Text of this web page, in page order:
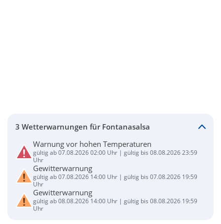
3 Wetterwarnungen für Fontanasalsa
Warnung vor hohen Temperaturen
gültig ab 07.08.2026 02:00 Uhr | gültig bis 08.08.2026 23:59
Uhr
Gewitterwarnung
gültig ab 07.08.2026 14:00 Uhr | gültig bis 07.08.2026 19:59
Uhr
Gewitterwarnung
gültig ab 08.08.2026 14:00 Uhr | gültig bis 08.08.2026 19:59
Uhr